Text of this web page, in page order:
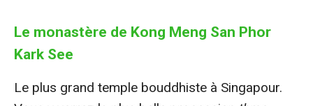
Le monastère de Kong Meng San Phor
Kark See
Le plus grand temple bouddhiste à Singapour.